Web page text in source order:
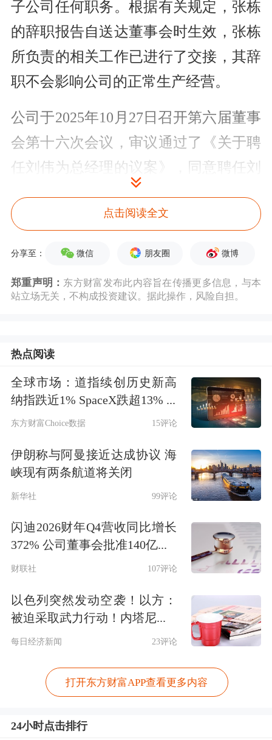
子公司任何职务。根据有关规定，张栋
的辞职报告自送达董事会时生效，张栋
所负责的相关工作已进行了交接，其辞
职不会影响公司的正常生产经营。
公司于2025年10月27日召开第六届董事
会第十六次会议，审议通过了《关于聘
任刘伟为总经理的议案》，同意聘任刘
伟为公司总经理，其任期自董事会审议
通过之日起至公司第六届董事会任期届
据南方都市报报道，“80后”张栋现年44
岁，毕业于北京大学。根据2024年年
验。2005年，张栋加入腾讯互动娱乐事
业部，任产品经理。2009年，张栋加入
巨人网络，任《征途2》等项目产品总
监。2013年，张栋加入网易
，组建了网
易暴雪游戏中国发行和电竞团队，发行
和运营了《炉石传说》《暗黑破坏神
3》《风暴英雄》《守望先锋》等游戏
以及《魔兽世界》多个资料片的国服版
本，此后历任上海合作部总经理、上海
网之易法定代表人及执行董事等职。
2022年起，张栋加入网易云音乐管理团
队，负责商业化及市场等多项工作，同
栋回归巨人网络集团股份有限公司任
点击阅读全文
分享至： 微信 朋友圈 微博
郑重声明： 东方财富发布此内容旨在传播更多信息，与本
站立场无关，不构成投资建议。据此操作，风险自担。
热点阅读
全球市场：道指续创历史新高
纳指跌近1% SpaceX跌超13% ...
东方财富Choice数据 15评论
伊朗称与阿曼接近达成协议 海
峡现有两条航道将关闭
新华社 99评论
闪迪2026财年Q4营收同比增长
372% 公司董事会批准140亿...
财联社 107评论
以色列突然发动空袭！以方：
被迫采取武力行动！内塔尼...
每日经济新闻 23评论
打开东方财富APP查看更多内容
24小时点击排行